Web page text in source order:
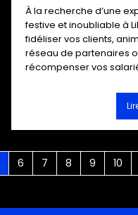
À la recherche d’une
festive et inoubliable à
fidéliser vos clients,
réseau de partenaires
récompenser vos
6 7 8 9 10